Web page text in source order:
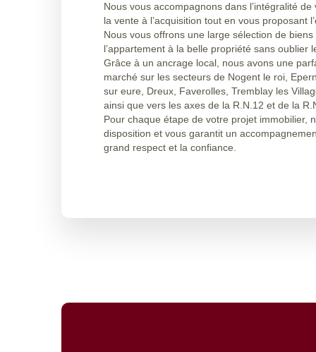
Nous vous accompagnons dans l’intégralité
la vente à l’acquisition tout en vous proposant
Nous vous offrons une large sélection de
l’appartement à la belle propriété sans oublier
Grâce à un ancrage local, nous avons une
marché sur les secteurs de Nogent le roi,
sur eure, Dreux, Faverolles, Tremblay les
ainsi que vers les axes de la R.N.12 et de la
Pour chaque étape de votre projet immobilier,
disposition et vous garantit un
grand respect et la confiance.